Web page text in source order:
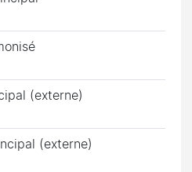
(externe)
(externe)